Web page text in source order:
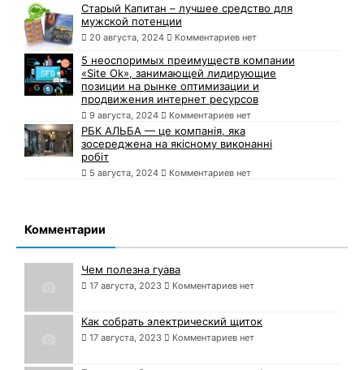
Старый Капитан – лучшее средство для
мужской потенции
20 августа, 2024 Комментариев нет
5 неоспоримых преимуществ компании
«Site Ok», занимающей лидирующие
позиции на рынке оптимизации и
продвижения интернет ресурсов
9 августа, 2024 Комментариев нет
РБК АЛЬБА — це компанія, яка
зосереджена на якісному виконанні
робіт
5 августа, 2024 Комментариев нет
Комментарии
Чем полезна гуава
17 августа, 2023 Комментариев нет
Как собрать электрический щиток
17 августа, 2023 Комментариев нет